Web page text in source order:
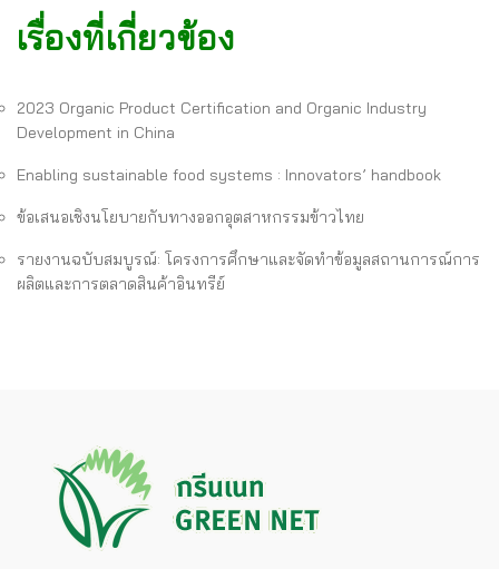
เรื่องที่เกี่ยวข้อง
2023 Organic Product Certification and Organic Industry
Development in China
Enabling sustainable food systems : Innovators’ handbook
ข้อเสนอเชิงนโยบายกับทางออกอุตสาหกรรมข้าวไทย
รายงานฉบับสมบูรณ์: โครงการศึกษาและจัดทำข้อมูลสถานการณ์การ
ผลิตและการตลาดสินค้าอินทรีย์